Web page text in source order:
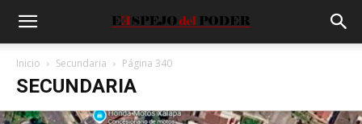
Inicio Secundaria Página 340
SECUNDARIA